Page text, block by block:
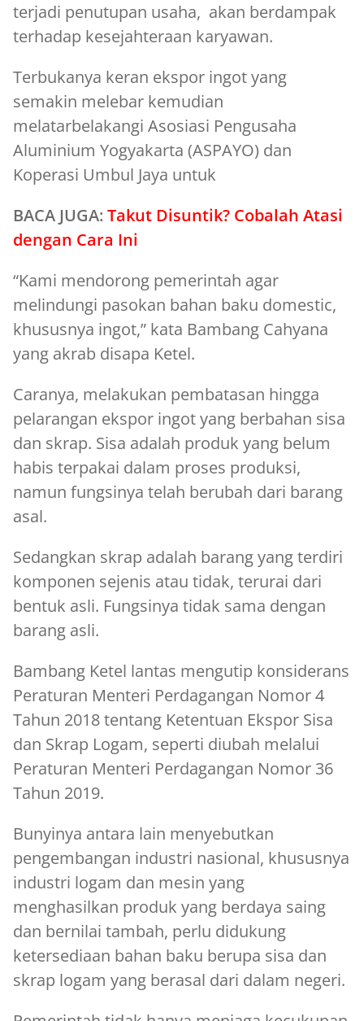
terjadi penutupan usaha, akan berdampak
terhadap kesejahteraan karyawan.
Terbukanya keran ekspor ingot yang
semakin melebar kemudian
melatarbelakangi Asosiasi Pengusaha
Aluminium Yogyakarta (ASPAYO) dan
Koperasi Umbul Jaya untuk
BACA JUGA: Takut Disuntik? Cobalah Atasi
dengan Cara Ini
“Kami mendorong pemerintah agar
melindungi pasokan bahan baku domestic,
khususnya ingot,” kata Bambang Cahyana
yang akrab disapa Ketel.
Caranya, melakukan pembatasan hingga
pelarangan ekspor ingot yang berbahan sisa
dan skrap. Sisa adalah produk yang belum
habis terpakai dalam proses produksi,
namun fungsinya telah berubah dari barang
asal.
Sedangkan skrap adalah barang yang terdiri
komponen sejenis atau tidak, terurai dari
bentuk asli. Fungsinya tidak sama dengan
barang asli.
Bambang Ketel lantas mengutip konsiderans
Peraturan Menteri Perdagangan Nomor 4
Tahun 2018 tentang Ketentuan Ekspor Sisa
dan Skrap Logam, seperti diubah melalui
Peraturan Menteri Perdagangan Nomor 36
Tahun 2019.
Bunyinya antara lain menyebutkan
pengembangan industri nasional, khususnya
industri logam dan mesin yang
menghasilkan produk yang berdaya saing
dan bernilai tambah, perlu didukung
ketersediaan bahan baku berupa sisa dan
skrap logam yang berasal dari dalam negeri.